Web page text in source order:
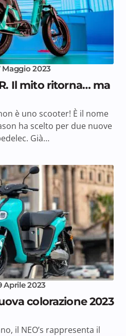
Maggio 2023
Il mito ritorna… ma
è uno scooter! È il nome
ha scelto per due nuove
Già…
Aprile 2023
colorazione 2023
il NEO’s rappresenta il